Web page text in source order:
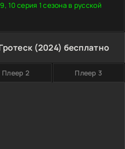
10 серия 1 сезона в русской
(2024) бесплатно
Плеер 2 Плеер 3